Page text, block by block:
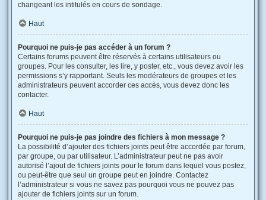
changeant les intitulés en cours de sondage.
Haut
Pourquoi ne puis-je pas accéder à un forum ?
Certains forums peuvent être réservés à certains utilisateurs ou
groupes. Pour les consulter, les lire, y poster, etc., vous devez avoir les
permissions s’y rapportant. Seuls les modérateurs de groupes et les
administrateurs peuvent accorder ces accès, vous devez donc les
contacter.
Haut
Pourquoi ne puis-je pas joindre des fichiers à mon message ?
La possibilité d’ajouter des fichiers joints peut être accordée par forum,
par groupe, ou par utilisateur. L’administrateur peut ne pas avoir
autorisé l’ajout de fichiers joints pour le forum dans lequel vous postez,
ou peut-être que seul un groupe peut en joindre. Contactez
l’administrateur si vous ne savez pas pourquoi vous ne pouvez pas
ajouter de fichiers joints sur un forum.